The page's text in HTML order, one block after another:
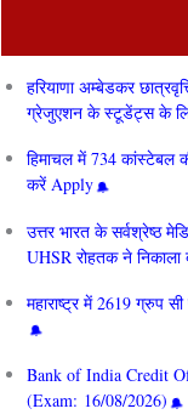
हरियाणा अम्बेडकर
ग्रेजुएशन के स्टूडेंट्स के
हिमाचल में 734 कांस्टेबल
करें Apply
उत्तर भारत के सर्वश्रेष्ठ
UHSR रोहतक ने
महाराष्ट्र में 2619 ग्रुप
Bank of India Credit
(Exam: 16/08/2026)